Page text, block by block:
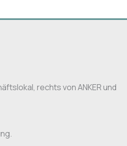
rechts von ANKER und